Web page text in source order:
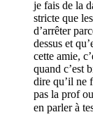
je fais de la
stricte que
d’arrêter
dessus et
cette amie,
quand c’est
dire qu’il ne
pas la prof
en parler à